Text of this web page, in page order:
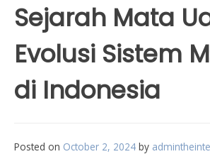
Sejarah Mata
Evolusi Sistem
di Indonesia
Posted on October 2, 2024 by